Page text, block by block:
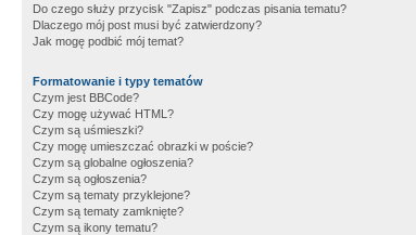
Do czego służy przycisk "Zapisz" podczas pisania tematu?
Dlaczego mój post musi być zatwierdzony?
Jak mogę podbić mój temat?
Formatowanie i typy tematów
Czym jest BBCode?
Czy mogę używać HTML?
Czym są uśmieszki?
Czy mogę umieszczać obrazki w poście?
Czym są globalne ogłoszenia?
Czym są ogłoszenia?
Czym są tematy przyklejone?
Czym są tematy zamknięte?
Czym są ikony tematu?